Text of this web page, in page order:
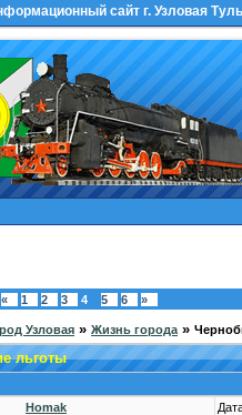
сайт г. Узловая
« 1 2 3 4 5 6 »
Узловая » Жизнь города »
льготы
Homak